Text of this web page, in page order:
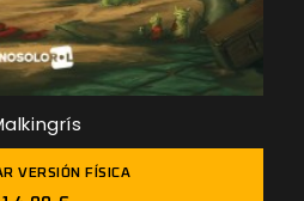
VERSIÓN FÍSICA